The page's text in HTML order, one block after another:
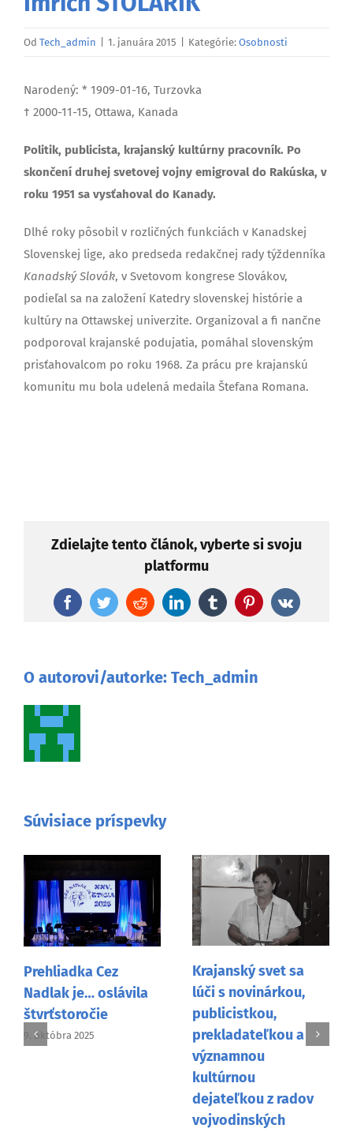
Od Tech_admin 1. januára 2015 Kategórie: Osobnosti
Narodený: * 1909-01-16, Turzovka
† 2000-11-15, Ottawa, Kanada
Politik, publicista, krajanský kultúrny pracovník. Po
skončení druhej svetovej vojny emigroval do Rakúska, v
roku 1951 sa vysťahoval do Kanady.
Dlhé roky pôsobil v rozličných funkciách v Kanadskej
Slovenskej lige, ako predseda redakčnej rady týždenníka
Kanadský Slovák, v Svetovom kongrese Slovákov,
podieľal sa na založení Katedry slovenskej histórie a
kultúry na Ottawskej univerzite. Organizoval a fi nančne
podporoval krajanské podujatia, pomáhal slovenským
prisťahovalcom po roku 1968. Za prácu pre krajanskú
komunitu mu bola udelená medaila Štefana Romana.
Zdielajte tento článok, vyberte si svoju
platformu
FacebookTwitterRedditLinkedInTumblr Pinterest
Vk
O autorovi/autorke: Tech_admin
Súvisiace príspevky
Prehliadka Cez
Nadlak je… oslávila
štvrťstoročie
9. októbra 2025
Krajanský svet sa
lúči s novinárkou,
publicistkou,
prekladateľkou a
významnou
kultúrnou
dejateľkou z radov
vojvodinských